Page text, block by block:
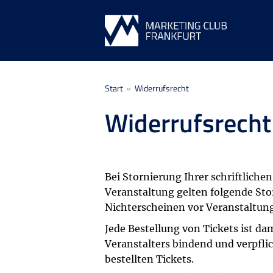
Sie befinden sich hier:
Start Widerrufsrecht
Widerrufsrecht
Bei Stornierung Ihrer
Veranstaltung gelten folgende
Nichterscheinen vor
Jede Bestellung von Tickets ist
Veranstalters bindend und
bestellten Tickets.